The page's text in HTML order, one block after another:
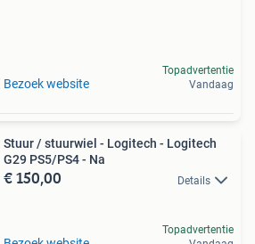
Bezoek website
Topadvertentie
Vandaag
Stuur / stuurwiel - Logitech - Logitech
G29 PS5/PS4 - Na
€ 150,00 Details
Topadvertentie